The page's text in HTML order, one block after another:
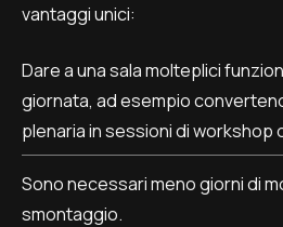
vantaggi unici:
Dare a una sala molteplici
giornata, ad esempio
plenaria in sessioni di workshop
Sono necessari meno giorni di
smontaggio.